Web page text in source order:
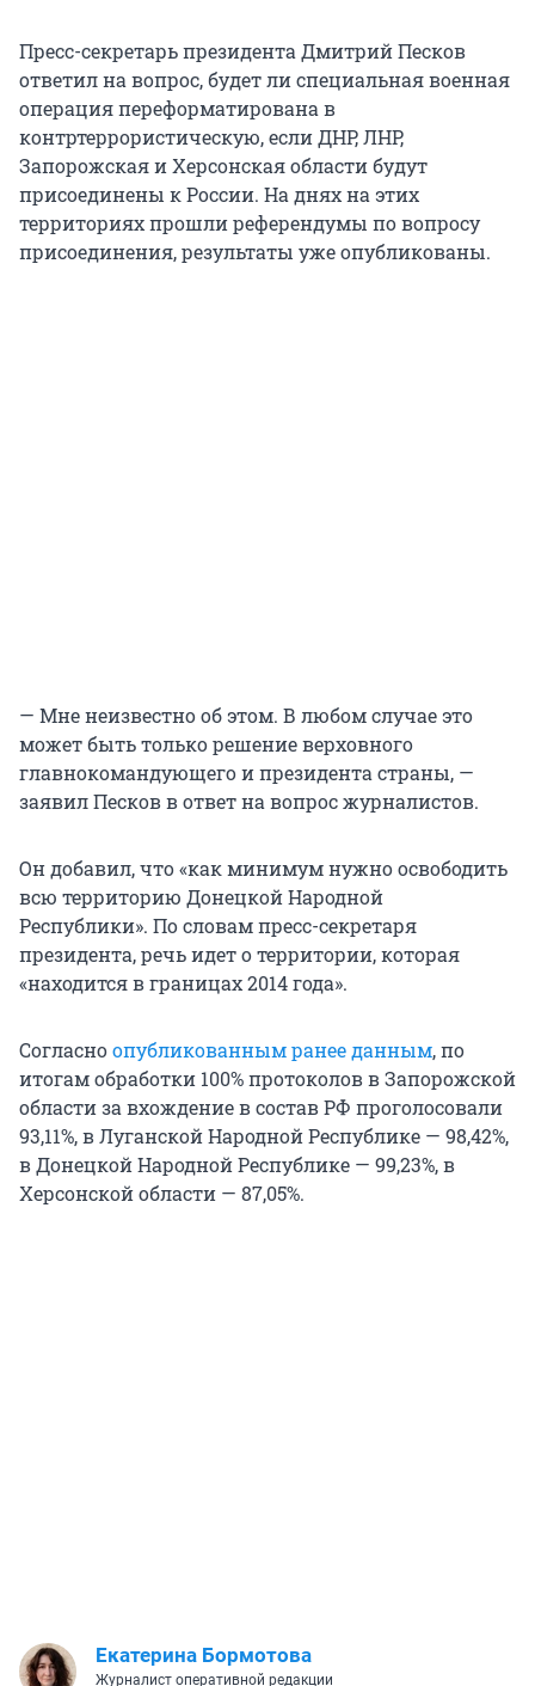
Пресс-секретарь президента Дмитрий Песков
ответил на вопрос, будет ли специальная военная
операция переформатирована в
контртеррористическую, если ДНР, ЛНР,
Запорожская и Херсонская области будут
присоединены к России. На днях на этих
территориях прошли референдумы по вопросу
присоединения, результаты уже опубликованы.
— Мне неизвестно об этом. В любом случае это
может быть только решение верховного
главнокомандующего и президента страны, —
заявил Песков в ответ на вопрос журналистов.
Он добавил, что «как минимум нужно освободить
всю территорию Донецкой Народной
Республики». По словам пресс-секретаря
президента, речь идет о территории, которая
«находится в границах 2014 года».
Согласноопубликованным ранее данным, по
итогам обработки 100% протоколов в Запорожской
области за вхождение в состав РФ проголосовали
93,11%, в Луганской Народной Республике — 98,42%,
в Донецкой Народной Республике — 99,23%, в
Херсонской области — 87,05%.
Екатерина Бормотова
Журналист оперативной редакции